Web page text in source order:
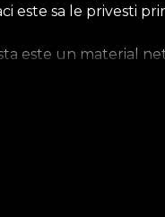
este sa le privesti
este un material
care imbraca